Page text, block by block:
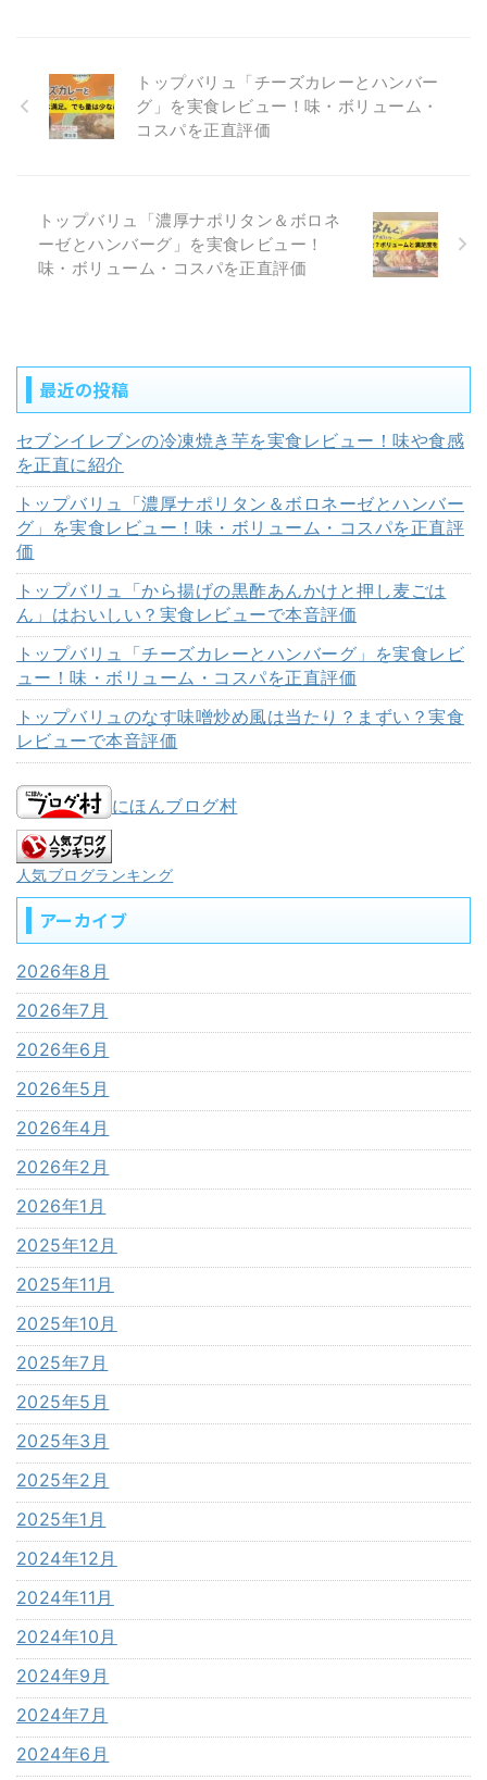
トップバリュ「チーズカレーとハンバー
グ」を実食レビュー！味・ボリューム・
コスパを正直評価
トップバリュ「濃厚ナポリタン＆ボロネ
ーゼとハンバーグ」を実食レビュー！
味・ボリューム・コスパを正直評価
最近の投稿
セブンイレブンの冷凍焼き芋を実食レビュー！味や食感
を正直に紹介
トップバリュ「濃厚ナポリタン＆ボロネーゼとハンバー
グ」を実食レビュー！味・ボリューム・コスパを正直評
価
トップバリュ「から揚げの黒酢あんかけと押し麦ごは
ん」はおいしい？実食レビューで本音評価
トップバリュ「チーズカレーとハンバーグ」を実食レビ
ュー！味・ボリューム・コスパを正直評価
トップバリュのなす味噌炒め風は当たり？まずい？実食
レビューで本音評価
にほんブログ村
人気ブログランキング
アーカイブ
2026年8月
2026年7月
2026年6月
2026年5月
2026年4月
2026年2月
2026年1月
2025年12月
2025年11月
2025年10月
2025年7月
2025年5月
2025年3月
2025年2月
2025年1月
2024年12月
2024年11月
2024年10月
2024年9月
2024年7月
2024年6月